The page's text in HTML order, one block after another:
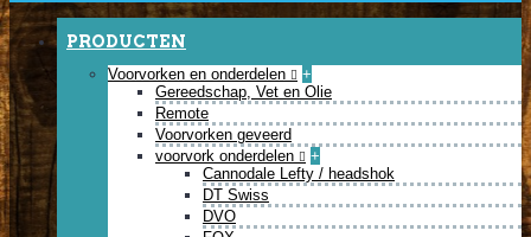
PRODUCTEN
Voorvorken en onderdelen
+
Gereedschap, Vet en Olie
Remote
Voorvorken geveerd
voorvork onderdelen
+
Cannodale Lefty / headshok
DT Swiss
DVO